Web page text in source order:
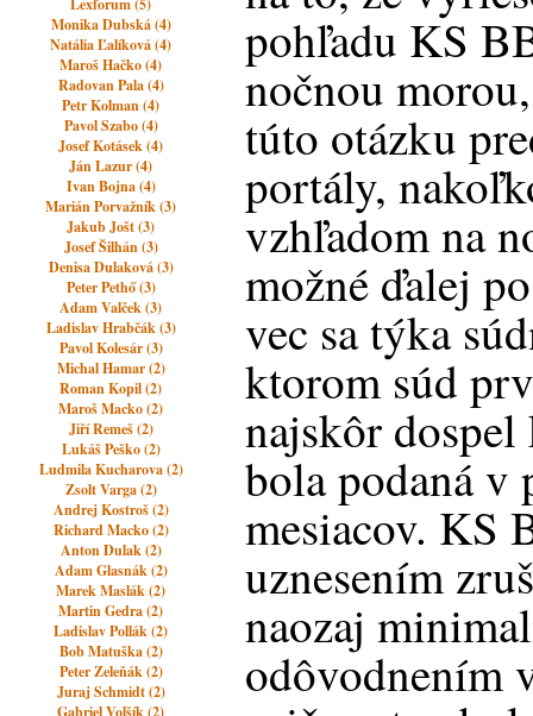
Lexforum (5)
Monika Dubská (4)
Natália Ľalíková (4)
Maroš Hačko (4)
Radovan Pala (4)
Petr Kolman (4)
Pavol Szabo (4)
Josef Kotásek (4)
Ján Lazur (4)
Ivan Bojna (4)
Marián Porvažník (3)
Jakub Jošt (3)
Josef Šilhán (3)
Denisa Dulaková (3)
Peter Pethő (3)
Adam Valček (3)
Ladislav Hrabčák (3)
Pavol Kolesár (3)
Michal Hamar (2)
Roman Kopil (2)
Maroš Macko (2)
Jiří Remeš (2)
Lukáš Peško (2)
Ludmila Kucharova (2)
Zsolt Varga (2)
Andrej Kostroš (2)
Richard Macko (2)
Anton Dulak (2)
Adam Glasnák (2)
Marek Maslák (2)
Martin Gedra (2)
Ladislav Pollák (2)
Bob Matuška (2)
Peter Zeleňák (2)
Juraj Schmidt (2)
Gabriel Volšík (2)
pohľadu KS
nočnou
túto otázku
portály,
vzhľadom na
možné ďalej
vec sa týka
ktorom súd
najskôr dospel
bola podaná v
mesiacov. KS
uznesením
naozaj
odôvodnením